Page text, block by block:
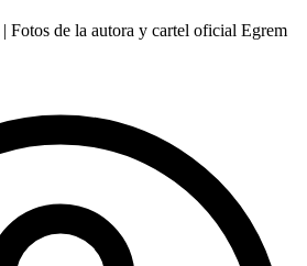
Fotos de la autora y cartel oficial Egrem